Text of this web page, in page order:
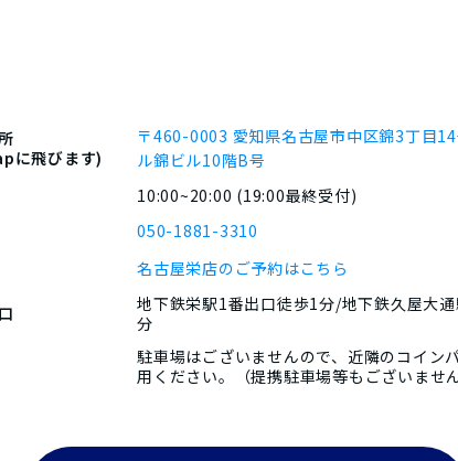
に飛びます)
〒460-0003 愛知県名古屋市中区錦3丁目
ル錦ビル10階B号
10:00~20:00 (19:00最終受付)
050-1881-3310
名古屋栄店のご予約はこちら
地下鉄栄駅1番出口徒歩1分/地下鉄久屋大
分
駐車場はございませんので、近隣のコイン
用ください。（提携駐車場等もございません